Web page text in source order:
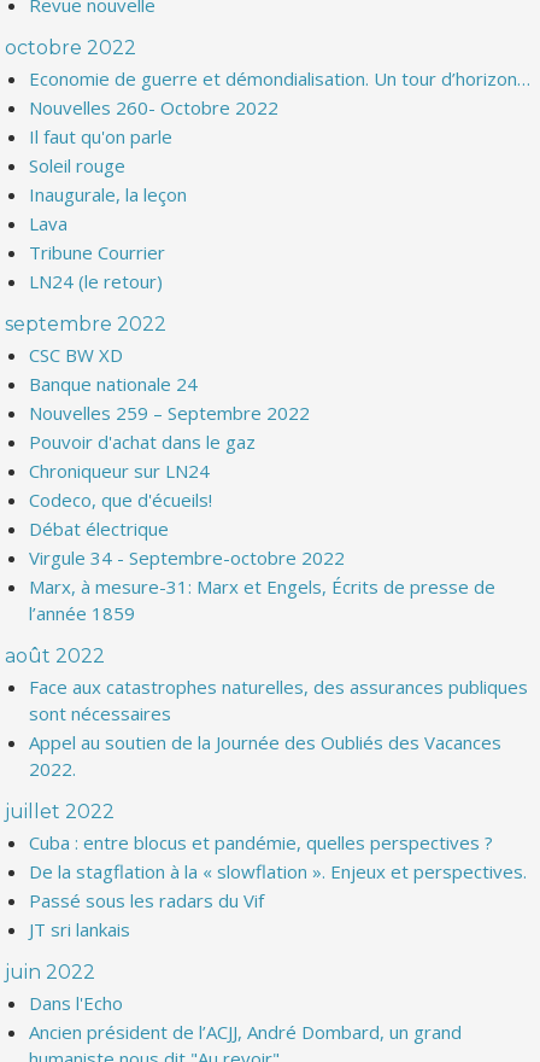
Revue nouvelle
octobre 2022
Economie de guerre et démondialisation. Un tour d’horizon…
Nouvelles 260- Octobre 2022
Il faut qu'on parle
Soleil rouge
Inaugurale, la leçon
Lava
Tribune Courrier
LN24 (le retour)
septembre 2022
CSC BW XD
Banque nationale 24
Nouvelles 259 – Septembre 2022
Pouvoir d'achat dans le gaz
Chroniqueur sur LN24
Codeco, que d'écueils!
Débat électrique
Virgule 34 - Septembre-octobre 2022
Marx, à mesure-31: Marx et Engels, Écrits de presse de
l’année 1859
août 2022
Face aux catastrophes naturelles, des assurances publiques
sont nécessaires
Appel au soutien de la Journée des Oubliés des Vacances
2022.
juillet 2022
Cuba : entre blocus et pandémie, quelles perspectives ?
De la stagflation à la « slowflation ». Enjeux et perspectives.
Passé sous les radars du Vif
JT sri lankais
juin 2022
Dans l'Echo
Ancien président de l’ACJJ, André Dombard, un grand